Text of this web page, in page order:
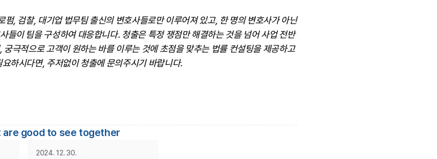
펌, 검찰, 대기업 법무팀 출신의 변호사들로만 이루어져 있고, 한 명의 변호사가 아닌
들이 팀을 구성하여 대응합니다. 청출은 특정 쟁점만 해결하는 것을 넘어 사업 전반
궁극적으로 고객이 원하는 바를 이루는 것에 초점을 맞추는 법률 컨설팅을 제공하고
하시다면, 주저없이 청출에 문의주시기 바랍니다.
good to see together
2024. 12. 30.